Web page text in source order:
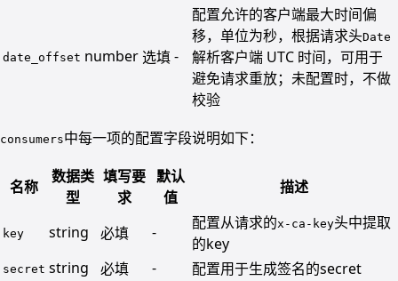
date_offset number选填-
配置允许的客户端最大时间偏
移，单位为秒，根据请求头Date
解析客户端 UTC 时间，可用于
避免请求重放；未配置时，不做
校验
consumers中每一项的配置字段说明如下：
名称
数据类
型
填写要
求
默认
值
描述
key string 必填 - 配置从请求的x-ca-key头中提取
的key
secret string 必填 - 配置用于生成签名的secret